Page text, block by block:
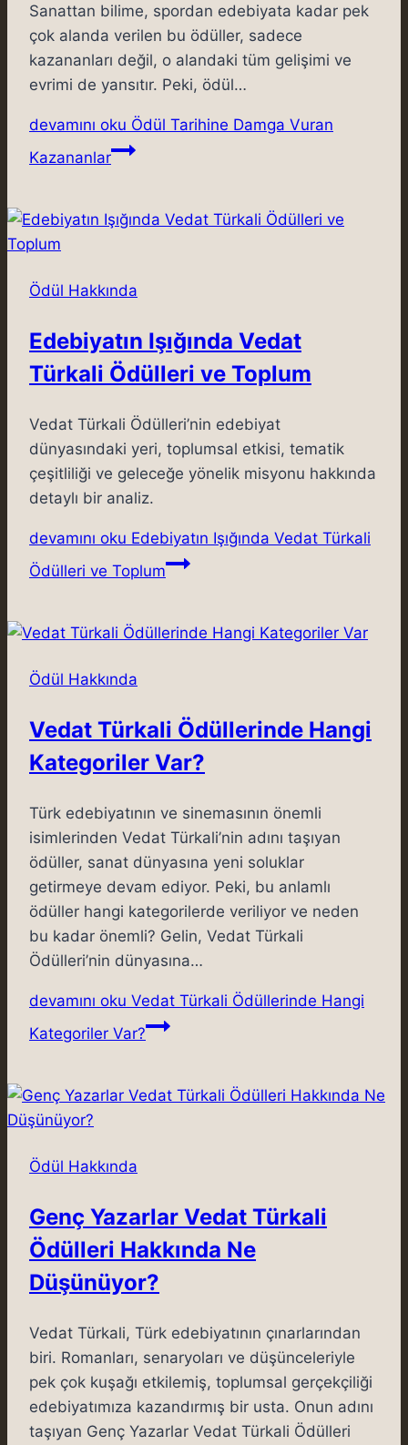
Sanattan bilime, spordan edebiyata kadar pek
çok alanda verilen bu ödüller, sadece
kazananları değil, o alandaki tüm gelişimi ve
evrimi de yansıtır. Peki, ödül…
devamını oku Ödül Tarihine Damga Vuran
Kazananlar
Ödül Hakkında
Edebiyatın Işığında Vedat
Türkali Ödülleri ve Toplum
Vedat Türkali Ödülleri’nin edebiyat
dünyasındaki yeri, toplumsal etkisi, tematik
çeşitliliği ve geleceğe yönelik misyonu hakkında
detaylı bir analiz.
devamını oku Edebiyatın Işığında Vedat Türkali
Ödülleri ve Toplum
Ödül Hakkında
Vedat Türkali Ödüllerinde Hangi
Kategoriler Var?
Türk edebiyatının ve sinemasının önemli
isimlerinden Vedat Türkali’nin adını taşıyan
ödüller, sanat dünyasına yeni soluklar
getirmeye devam ediyor. Peki, bu anlamlı
ödüller hangi kategorilerde veriliyor ve neden
bu kadar önemli? Gelin, Vedat Türkali
Ödülleri’nin dünyasına…
devamını oku Vedat Türkali Ödüllerinde Hangi
Kategoriler Var?
Ödül Hakkında
Genç Yazarlar Vedat Türkali
Ödülleri Hakkında Ne
Düşünüyor?
Vedat Türkali, Türk edebiyatının çınarlarından
biri. Romanları, senaryoları ve düşünceleriyle
pek çok kuşağı etkilemiş, toplumsal gerçekçiliği
edebiyatımıza kazandırmış bir usta. Onun adını
taşıyan Genç Yazarlar Vedat Türkali Ödülleri